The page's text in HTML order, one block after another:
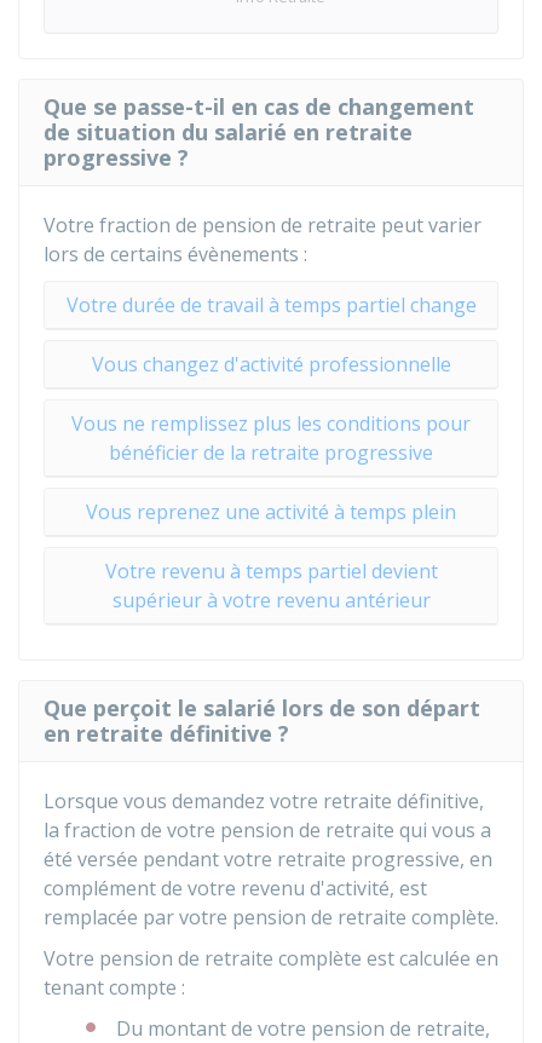
Que se passe-t-il en cas de changement
de situation du salarié en retraite
progressive ?
Votre fraction de pension de retraite peut varier
lors de certains évènements :
Votre durée de travail à temps partiel change
Vous changez d'activité professionnelle
Vous ne remplissez plus les conditions pour
bénéficier de la retraite progressive
Vous reprenez une activité à temps plein
Votre revenu à temps partiel devient
supérieur à votre revenu antérieur
Que perçoit le salarié lors de son départ
en retraite définitive ?
Lorsque vous demandez votre retraite définitive,
la fraction de votre pension de retraite qui vous a
été versée pendant votre retraite progressive, en
complément de votre revenu d'activité, est
remplacée par votre pension de retraite complète.
Votre pension de retraite complète est calculée en
tenant compte :
Du montant de votre pension de retraite,